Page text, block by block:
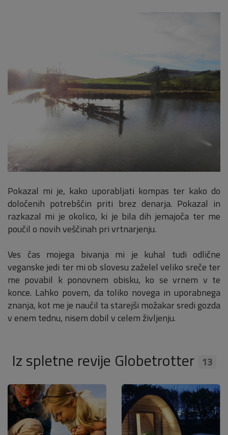
Pokazal mi je, kako uporabljati kompas ter kako do
določenih potrebščin priti brez denarja. Pokazal in
razkazal mi je okolico, ki je bila dih jemajoča ter me
poučil o novih veščinah pri vrtnarjenju.
Ves čas mojega bivanja mi je kuhal tudi odlične
veganske jedi ter mi ob slovesu zaželel veliko sreče ter
me povabil k ponovnem obisku, ko se vrnem v te
konce. Lahko povem, da toliko novega in uporabnega
znanja, kot me je naučil ta starejši možakar sredi gozda
v enem tednu, nisem dobil v celem življenju.
Iz spletne revije Globetrotter 13